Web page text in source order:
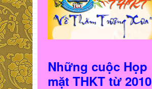
Những cuộc Họp
mặt THKT từ 2010